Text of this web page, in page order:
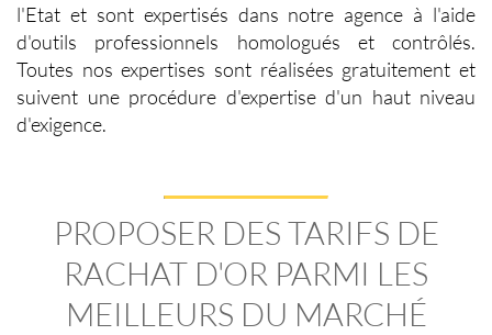
l'Etat et sont expertisés dans notre agence à l'aide
d'outils professionnels homologués et contrôlés.
Toutes nos expertises sont réalisées gratuitement et
suivent une procédure d'expertise d'un haut niveau
d'exigence.
PROPOSER DES TARIFS DE
RACHAT D'OR PARMI LES
MEILLEURS DU MARCHÉ